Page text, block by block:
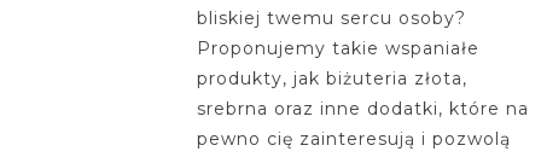
bliskiej twemu sercu osoby?
Proponujemy takie wspaniałe
produkty, jak biżuteria złota,
srebrna oraz inne dodatki, które na
pewno cię zainteresują i pozwolą